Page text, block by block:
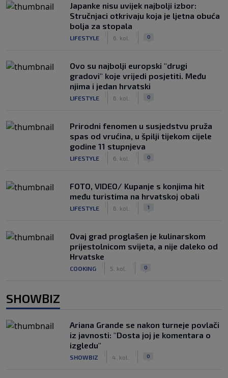
Japanke nisu uvijek najbolji izbor:
Stručnjaci otkrivaju koja je ljetna obuća
bolja za stopala
LIFESTYLE 6. kol. 0
Ovo su najbolji europski "drugi
gradovi" koje vrijedi posjetiti. Među
njima i jedan hrvatski
LIFESTYLE 6. kol. 0
Prirodni fenomen u susjedstvu pruža
spas od vrućina, u špilji tijekom cijele
godine 11 stupnjeva
LIFESTYLE 6. kol. 0
FOTO, VIDEO/ Kupanje s konjima hit
među turistima na hrvatskoj obali
LIFESTYLE 6. kol. 1
Ovaj grad proglašen je kulinarskom
prijestolnicom svijeta, a nije daleko od
Hrvatske
COOKING 5. kol. 0
SHOWBIZ
Ariana Grande se nakon turneje povlači
iz javnosti: "Dosta joj je komentara o
izgledu"
SHOWBIZ 4. kol. 0